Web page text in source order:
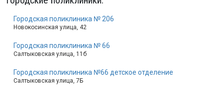
Городская поликлиника № 206
Новокосинская улица, 42
Городская поликлиника № 66
Салтыковская улица, 11б
Городская поликлиника №66 детское отделение
Салтыковская улица, 7Б